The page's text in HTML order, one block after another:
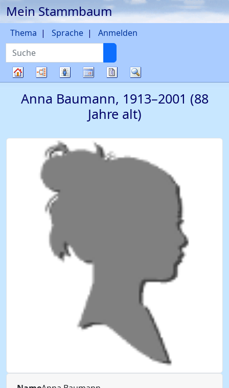
Weiter zu Hauptseite
Mein Stammbaum
Suche
Thema Sprache Anmelden
Diagramme
Listen KalenderBerichte
Anna Baumann, 1913–2001 (88
Jahre alt)